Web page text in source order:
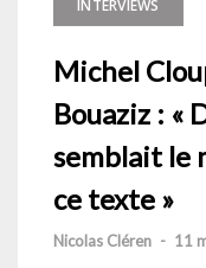
INTERVIEWS
Michel
Bouaziz : «
semblait le
ce texte »
Nicolas Cléren - 11